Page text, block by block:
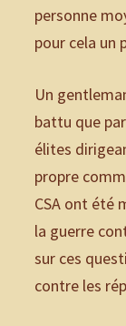
personne
pour cela un
Un
battu que
élites
propre
CSA ont été
la guerre
sur ces
contre les